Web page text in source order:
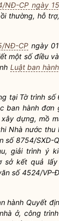
NĐ-CP ngày
thường, hỗ trợ,
NĐ-CP ngày
một số điều
Luật ban
tại Tờ trình số
ban hành đơn
dựng, mồ
Nhà nước thu
số 8754/SXD-
giải trình ý
sở kết quả
số 4524/VP-
hành Quyết
ở, công